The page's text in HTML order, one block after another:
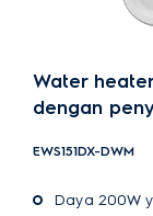
Water
dengan
EWS151DX-DWM
Daya 200W